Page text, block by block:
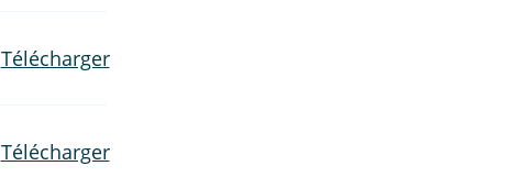
Télécharger
Télécharger